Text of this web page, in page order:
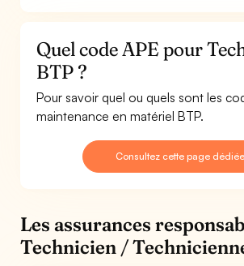
Quel code APE pour
BTP ?
Pour savoir quel ou quels sont les
maintenance en matériel BTP.
Consultez cette page
Les assurances
Technicien /